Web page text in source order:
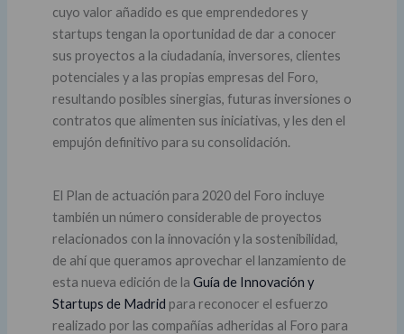
cuyo valor añadido es que emprendedores y
startups tengan la oportunidad de dar a conocer
sus proyectos a la ciudadanía, inversores, clientes
potenciales y a las propias empresas del Foro,
resultando posibles sinergias, futuras inversiones o
contratos que alimenten sus iniciativas, y les den el
empujón definitivo para su consolidación.
El Plan de actuación para 2020 del Foro incluye
también un número considerable de proyectos
relacionados con la innovación y la sostenibilidad,
de ahí que queramos aprovechar el lanzamiento de
esta nueva edición de la Guía de Innovación y
Startups de Madrid para reconocer el esfuerzo
realizado por las compañías adheridas al Foro para